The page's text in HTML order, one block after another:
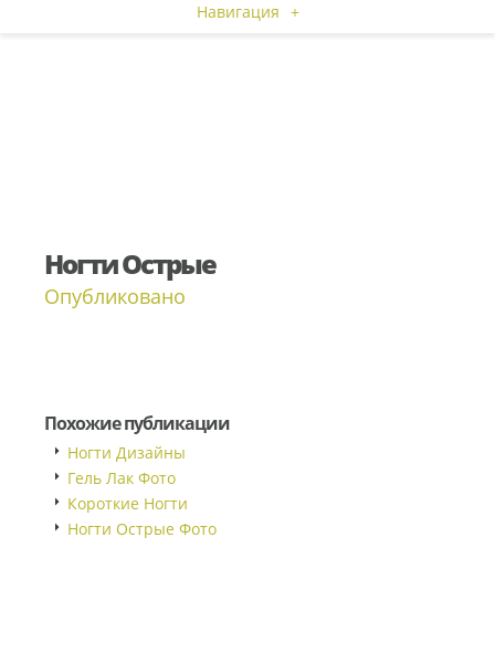
Навигация +
Ногти Острые
Опубликовано
Похожие публикации
Ногти Дизайны
Гель Лак Фото
Короткие Ногти
Ногти Острые Фото